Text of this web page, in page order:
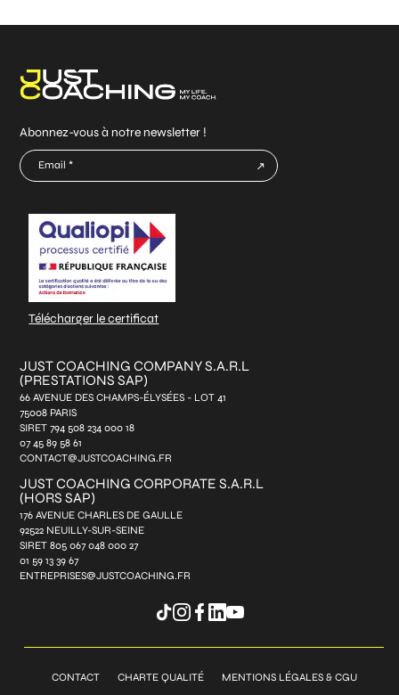
Abonnez-vous à notre newsletter !
E-
mail
*
Télécharger le certificat
JUST COACHING COMPANY S.A.R.L
(PRESTATIONS SAP)
66 AVENUE DES CHAMPS-ÉLYSÉES - LOT 41
75008 PARIS
SIRET 794 508 234 000 18
07 45 89 58 61
CONTACT@JUSTCOACHING.FR
JUST COACHING CORPORATE S.A.R.L
(HORS SAP)
176 AVENUE CHARLES DE GAULLE
92522 NEUILLY-SUR-SEINE
SIRET 805 067 048 000 27
01 59 13 39 67
ENTREPRISES@JUSTCOACHING.FR
CONTACT CHARTE QUALITÉ MENTIONS LÉGALES & CGU